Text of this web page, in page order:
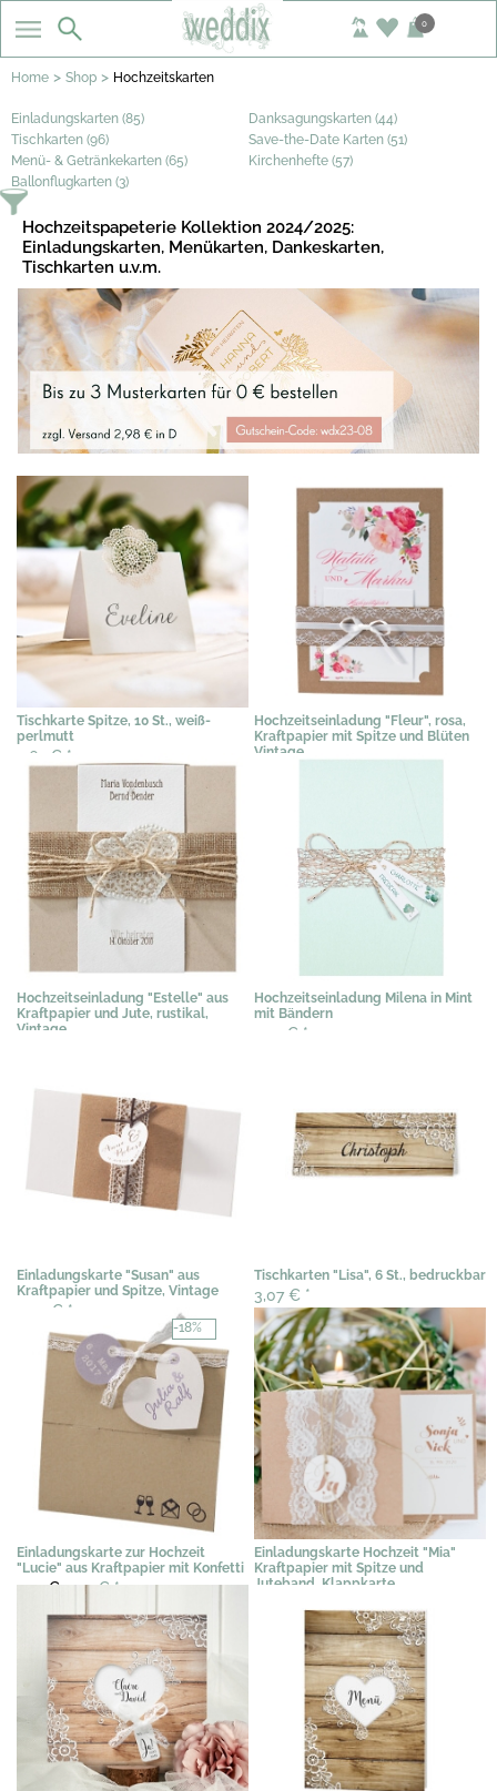
0
Home > Shop > Hochzeitskarten
Einladungskarten (85)
Danksagungskarten (44)
Tischkarten (96)
Save-the-Date Karten (51)
Menü- & Getränkekarten (65)
Kirchenhefte (57)
Ballonflugkarten (3)
Hochzeitspapeterie Kollektion 2024/2025:
Einladungskarten, Menükarten, Dankeskarten,
Tischkarten u.v.m.
Tischkarte Spitze, 10 St., weiß-
perlmutt
4,62 € *
Hochzeitseinladung "Fleur", rosa,
Kraftpapier mit Spitze und Blüten
Vintage
Hochzeitseinladung "Estelle" aus
Kraftpapier und Jute, rustikal,
Vintage
Hochzeitseinladung Milena in Mint
mit Bändern
3,19 € *
Einladungskarte "Susan" aus
Kraftpapier und Spitze, Vintage
3,07 € *
Tischkarten "Lisa", 6 St., bedruckbar
3,07 € *
-18%
Einladungskarte zur Hochzeit
"Lucie" aus Kraftpapier mit Konfetti
2,91 €2,39 € *
Einladungskarte Hochzeit "Mia"
Kraftpapier mit Spitze und
Juteband, Klappkarte